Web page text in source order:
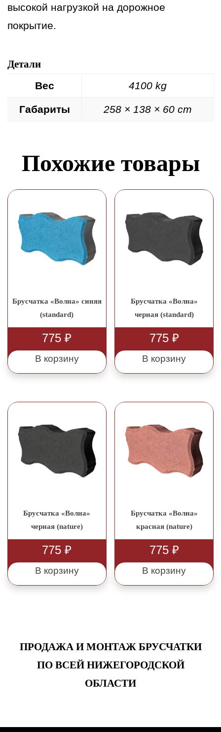
высокой нагрузкой на дорожное
покрытие.
Детали
Вес 4100 kg
Габариты 258 × 138 × 60 cm
Похожие товары
Брусчатка «Волна» синяя
(standard)
775₽
В корзину
Брусчатка «Волна»
черная (standard)
775 ₽
В корзину
Брусчатка «Волна»
черная (nature)
775₽
В корзину
Брусчатка «Волна»
красная (nature)
775 ₽
В корзину
ПРОДАЖА И МОНТАЖ БРУСЧАТКИ
ПО ВСЕЙ НИЖЕГОРОДСКОЙ
ОБЛАСТИ